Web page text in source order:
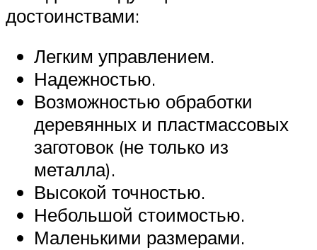
достоинствами:
Легким управлением.
Надежностью.
Возможностью обработки
деревянных и пластмассовых
заготовок (не только из
металла).
Высокой точностью.
Небольшой стоимостью.
Маленькими размерами.